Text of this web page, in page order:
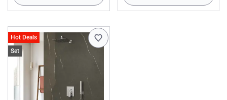
Hot Deals
Set